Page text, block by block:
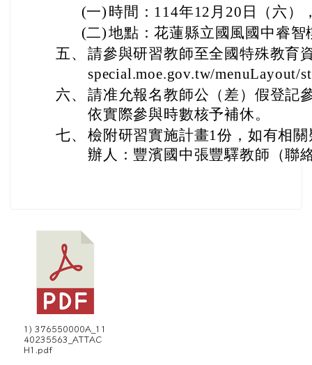
(一) 時間：114年12月20日（六）
(二)地點：花蓮縣立國風國中睿智
五、 請參與研習教師至全國特殊教育
special.moe.gov.tw/
六、 請准允報名教師公（差）假登記
依實際參與時數核予補休。
七、 檢附研習實施計畫1份，如有相
辦人：豐濱國中張豐驛教師（聯
1) 376550000A_11
40235563_ATTAC
H1.pdf